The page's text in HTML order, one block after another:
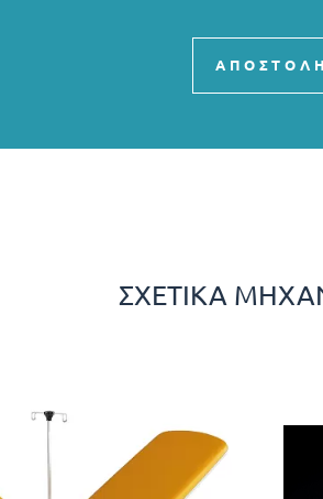
ΑΠΟΣΤΟΛΗ
ΣΧΕΤΙΚΆ